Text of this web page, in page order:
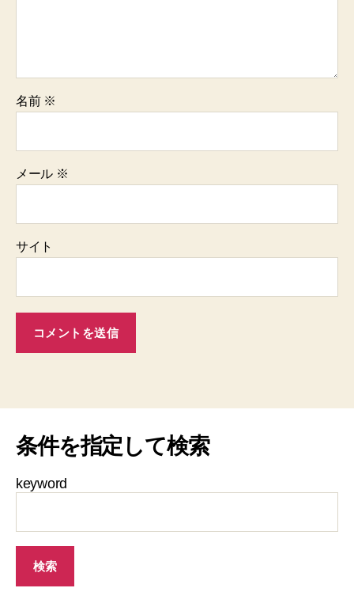
名前 ※
メール ※
サイト
条件を指定して検索
keyword